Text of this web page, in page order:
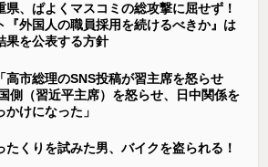
県、ぱよくマスコミの総攻撃に屈せず！
『外国人の職員採用を続けるべきか』は
果を公表する方針
高市総理のSNS投稿が習主席を怒らせ
側（習近平主席）を怒らせ、日中関係を
けになった」
たくりを試みた男、バイクを盗られる！